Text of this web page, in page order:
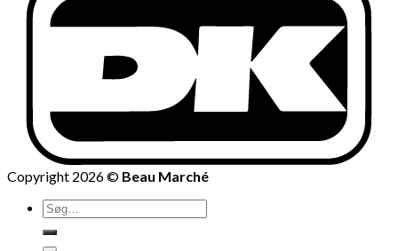
Copyright 2026 © Beau Marché
Søg
efter: